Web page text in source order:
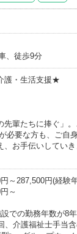
、徒歩9分
護・生活支援★
先輩たちに捧ぐ」
必要な方も、ご自
お手伝いしていき
287,500円(経験年
～
での勤務年数が8
、介護福祉士手当